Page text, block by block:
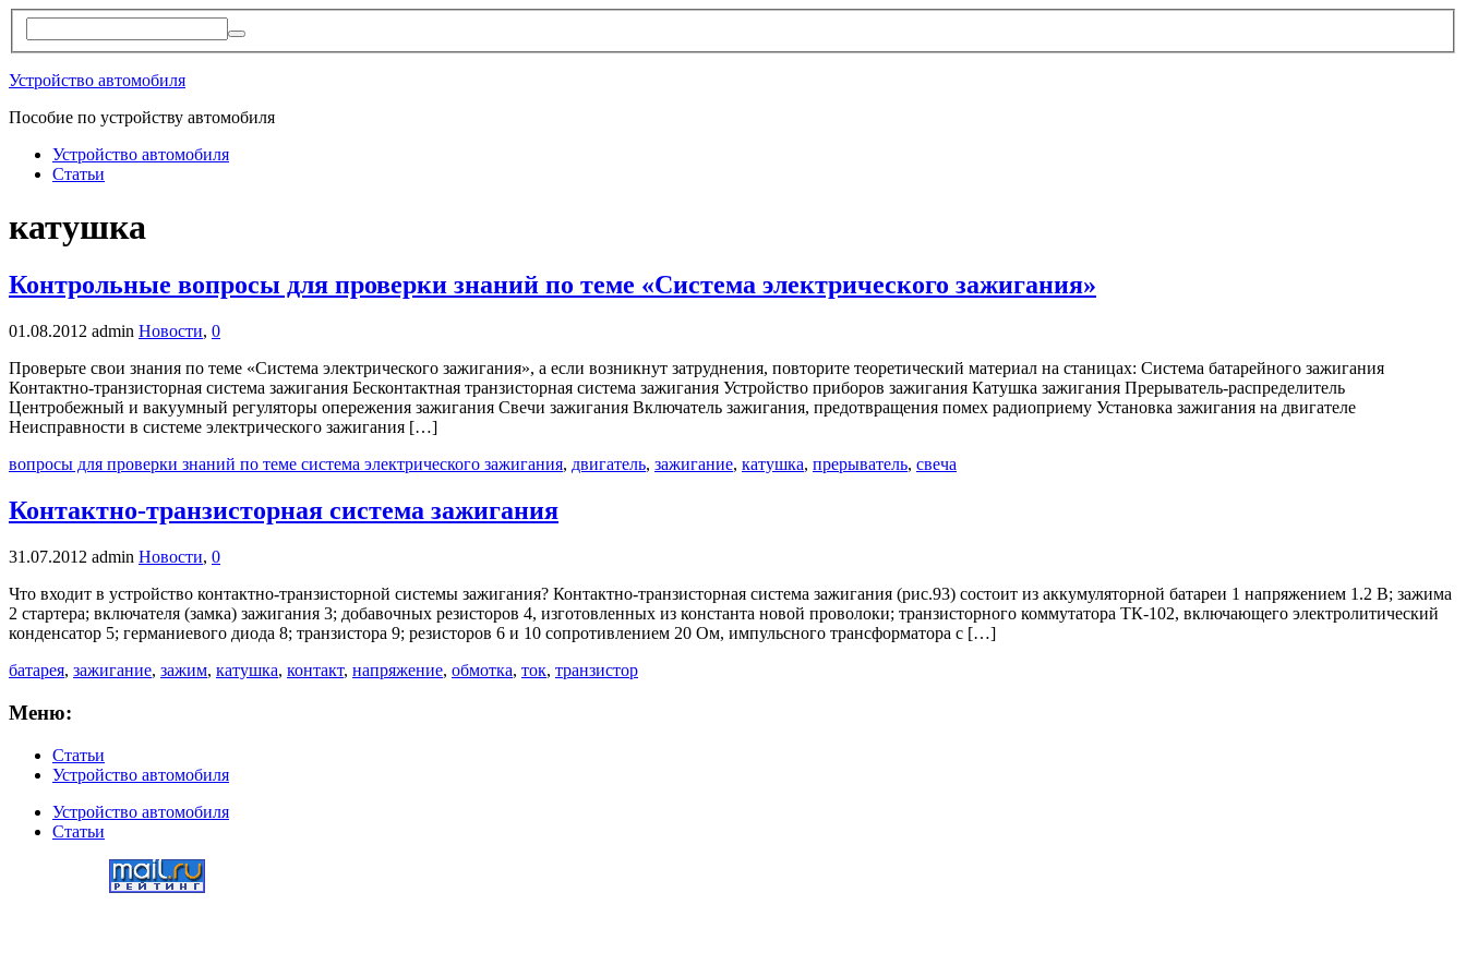
Устройство автомобиля
Пособие по устройству автомобиля
Устройство автомобиля
Статьи
катушка
Контрольные вопросы для проверки знаний по теме «Система электрического зажигания»
01.08.2012 admin Новости, 0
Проверьте свои знания по теме «Система электрического зажигания», а если возникнут затруднения, повторите теоретический материал на станицах: Система батарейного зажигания
Контактно-транзисторная система зажигания Бесконтактная транзисторная система зажигания Устройство приборов зажигания Катушка зажигания Прерыватель-распределитель
Центробежный и вакуумный регуляторы опережения зажигания Свечи зажигания Включатель зажигания, предотвращения помех радиоприему Установка зажигания на двигателе
Неисправности в системе электрического зажигания […]
вопросы для проверки знаний по теме система электрического зажигания, двигатель, зажигание, катушка, прерыватель, свеча
Контактно-транзисторная система зажигания
31.07.2012 admin Новости, 0
Что входит в устройство контактно-транзисторной системы зажигания? Контактно-транзисторная система зажигания (рис.93) состоит из аккумуляторной батареи 1 напряжением 1.2 В; зажима
2 стартера; включателя (замка) зажигания 3; добавочных резисторов 4, изготовленных из константа новой проволоки; транзисторного коммутатора ТК-102, включающего электролитический
конденсатор 5; германиевого диода 8; транзистора 9; резисторов 6 и 10 сопротивлением 20 Ом, импульсного трансформатора с […]
батарея, зажигание, зажим, катушка, контакт, напряжение, обмотка, ток, транзистор
Меню:
Статьи
Устройство автомобиля
Устройство автомобиля
Статьи